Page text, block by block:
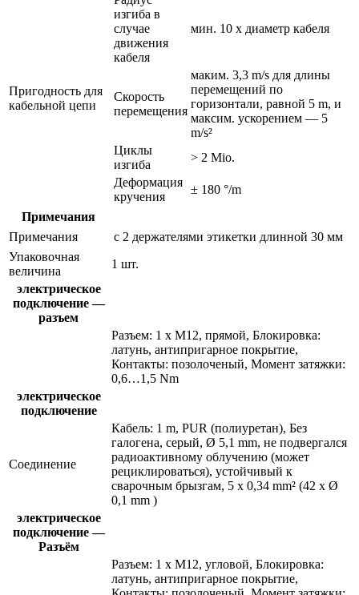
Пригодность для
кабельной цепи
изгиба в
случае
движения
кабеля
мин. 10 x диаметр кабеля
Скорость
перемещения
маким. 3,3 m/s для длины
перемещений по
горизонтали, равной 5 m, и
максим. ускорением — 5
m/s²
Циклы
изгиба
> 2 Mio.
Деформация
кручения
± 180 °/m
Примечания
Примечания
с 2 держателями этикетки длинной 30 мм
Упаковочная
величина
1 шт.
электрическое
подключение —
разъем
Разъем: 1 x M12, прямой, Блокировка:
латунь, антипригарное покрытие,
Контакты: позолоченый, Момент затяжки:
0,6…1,5 Nm
электрическое
подключение
Соединение
Кабель: 1 m, PUR (полиуретан), Без
галогена, серый, Ø 5,1 mm, не подвергался
радиоактивному облучению (может
рециклироваться), устойчивый к
сварочным брызгам, 5 x 0,34 mm² (42 x Ø
0,1 mm )
электрическое
подключение —
Разъём
Разъем: 1 x M12, угловой, Блокировка:
латунь, антипригарное покрытие,